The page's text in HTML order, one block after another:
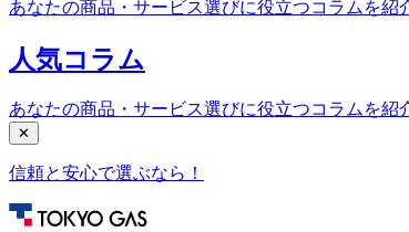
あなたの商品・サービス選びに役立つコラムを紹
人気コラム
あなたの商品・サービス選びに役立つコラムを紹
✕
信頼と安心で選ぶなら！